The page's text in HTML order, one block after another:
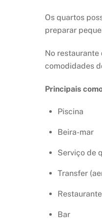
Os quartos
preparar
No
comodidades
Principais
Piscina
Beira-mar
Serviço de
Transfer
Restaurante
Bar